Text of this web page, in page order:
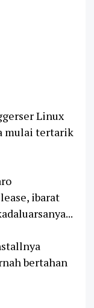
Linux
mulai tertarik
ibarat
bertahan